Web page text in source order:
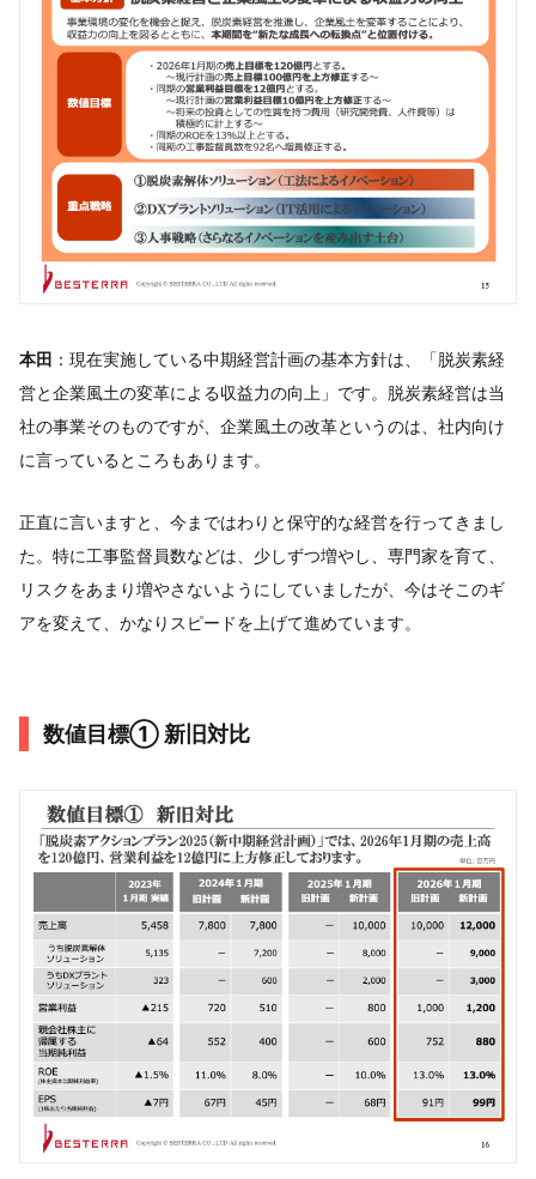
本田 ：現在実施している中期経営計画の基本方針は、「脱炭素経
営と企業風土の変革による収益力の向上」です。脱炭素経営は当
社の事業そのものですが、企業風土の改革というのは、社内向け
に言っているところもあります。
正直に言いますと、今まではわりと保守的な経営を行ってきまし
た。特に工事監督員数などは、少しずつ増やし、専門家を育て、
リスクをあまり増やさないようにしていましたが、今はそこのギ
アを変えて、かなりスピードを上げて進めています。
数値目標① 新旧対比